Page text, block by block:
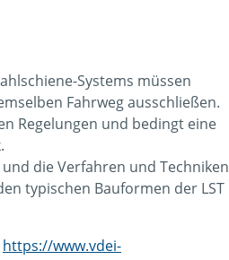
Systems müssen
Fahrweg ausschließen.
Regelungen und bedingt eine
die Verfahren und Techniken
typischen Bauformen der LST
https://www.vdei-